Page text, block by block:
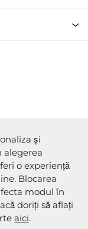
și
alegerea
o experiență
Blocarea
modul în
doriți să aflați
aici.